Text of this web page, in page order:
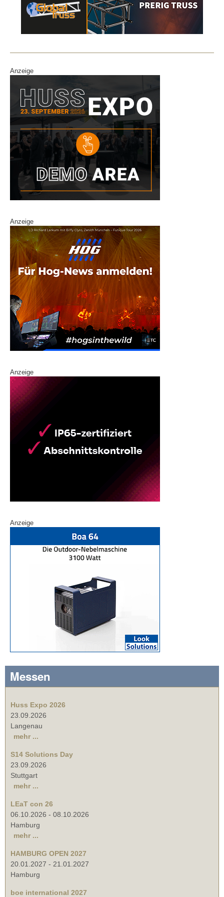
Anzeige
Anzeige
Anzeige
Anzeige
Messen
Huss Expo 2026
23.09.2026
Langenau
mehr ...
S14 Solutions Day
23.09.2026
Stuttgart
mehr ...
LEaT con 26
06.10.2026 - 08.10.2026
Hamburg
mehr ...
HAMBURG OPEN 2027
20.01.2027 - 21.01.2027
Hamburg
boe international 2027